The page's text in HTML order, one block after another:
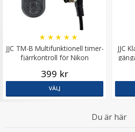
JJC TM-B Multifunktionell timer-
fjärrkontroll för Nikon
★ ★ ★ ★ ★
399 kr
VÄLJ
JJC
Du är här